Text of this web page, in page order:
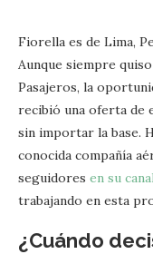
Fiorella es de Lima,
Aunque siempre
Pasajeros, la
recibió una oferta de
sin importar la base.
conocida compañía
seguidores en su
trabajando en esta
¿Cuándo